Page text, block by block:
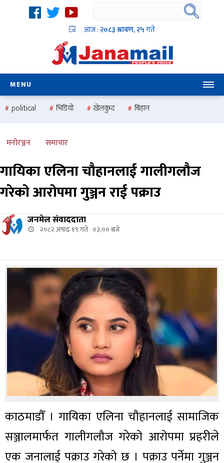
आज :२०८३ श्रावण, २५गते
MENU
political भिडियो खेलकुद
बिहान
national
health
मनोरञ्जन समाचार
गायिका एलिना चौहानलाई गालीगलौज
गरेको आरोपमा गुञ्जन राई पक्राउ
जनमेल संवाददाता
२०८२ अषाढ १९ गते ०३:०० बजे
काठमाडौँ । गायिका एलिना चौहानलाई सामाजिक
सञ्जालमार्फत गालीगलौज गरेको आरोपमा प्रहरीले
एक जनालाई पक्राउ गरेको छ । पक्राउ पर्नेमा गुञ्जन